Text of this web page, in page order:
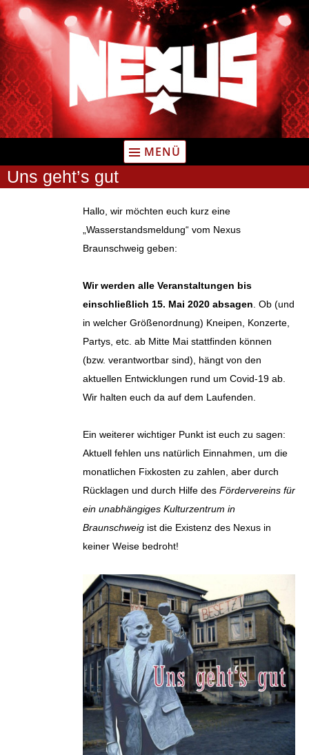
Zum
Inhalt
springen
MENÜ
Uns geht’s gut
Hallo, wir möchten euch kurz eine
„Wasserstandsmeldung“ vom Nexus
Braunschweig geben:
Wir werden alle Veranstaltungen bis
einschließlich 15. Mai 2020 absagen . Ob (und
in welcher Größenordnung) Kneipen, Konzerte,
Partys, etc. ab Mitte Mai stattfinden können
(bzw. verantwortbar sind), hängt von den
aktuellen Entwicklungen rund um Covid-19 ab.
Wir halten euch da auf dem Laufenden.
Ein weiterer wichtiger Punkt ist euch zu sagen:
Aktuell fehlen uns natürlich Einnahmen, um die
monatlichen Fixkosten zu zahlen, aber durch
Rücklagen und durch Hilfe des Fördervereins für
ein unabhängiges Kulturzentrum in
Braunschweig ist die Existenz des Nexus in
keiner Weise bedroht!